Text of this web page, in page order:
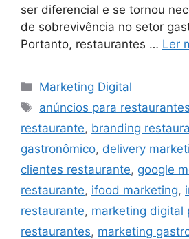
ser diferencial e se tornou
de sobrevivência no setor
Portanto, restaurantes … Ler
Categorias
Marketing Digital
Tags
anúncios para restaurantes
restaurante, branding
gastronômico, delivery
clientes restaurante, google
restaurante, ifood marketing,
restaurante, marketing digital
restaurantes, marketing